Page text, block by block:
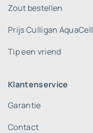
Zout bestellen
Prijs Culligan AquaCell
Tip een vriend
Klantenservice
Garantie
Contact